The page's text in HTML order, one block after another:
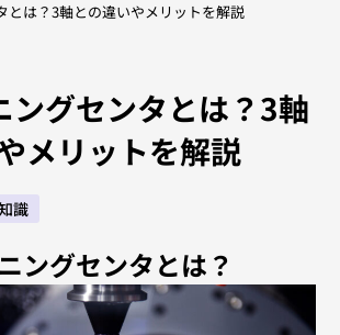
とは？3軸との違いやメリットを解説
ングセンタとは？3軸
メリットを解説
識
ングセンタとは？